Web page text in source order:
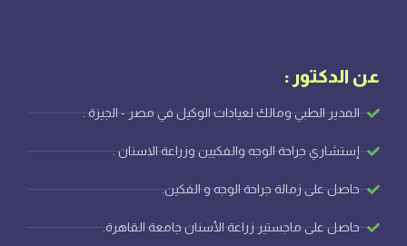
عن الدكتور :
المدير الطبي ومالك لعيادات الوكيل في مصر - الجيزة .
إستشاري جراحة الوجه والفكيين وزراعة الاسنان .
حاصل على زمالة جراحة الوجه و الفكين.
حاصل على ماجستير زراعة الأسنان جامعة القاهرة.